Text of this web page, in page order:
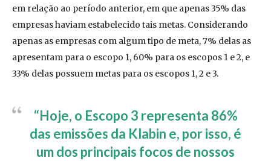
em relação ao período anterior, em que apenas 35% das
empresas haviam estabelecido tais metas. Considerando
apenas as empresas com algum tipo de meta, 7% delas as
apresentam para o escopo 1, 60% para os escopos 1 e 2, e
33% delas possuem metas para os escopos 1, 2 e 3.
“Hoje, o Escopo 3 representa 86%
das emissões da Klabin e, por isso, é
um dos principais focos de nossos